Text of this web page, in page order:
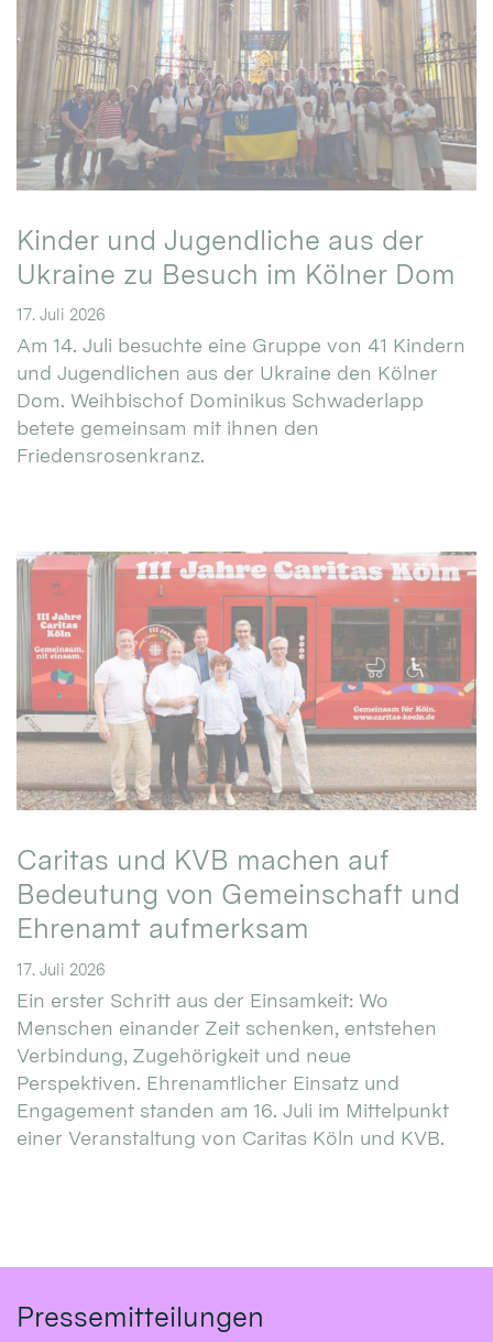
Kinder und Jugendliche aus der
Ukraine zu Besuch im Kölner Dom
17. Juli 2026
Am 14. Juli besuchte eine Gruppe von 41 Kindern
und Jugendlichen aus der Ukraine den Kölner
Dom. Weihbischof Dominikus Schwaderlapp
betete gemeinsam mit ihnen den
Friedensrosenkranz.
Caritas und KVB machen auf
Bedeutung von Gemeinschaft und
Ehrenamt aufmerksam
17. Juli 2026
Ein erster Schritt aus der Einsamkeit: Wo
Menschen einander Zeit schenken, entstehen
Verbindung, Zugehörigkeit und neue
Perspektiven. Ehrenamtlicher Einsatz und
Engagement standen am 16. Juli im Mittelpunkt
einer Veranstaltung von Caritas Köln und KVB.
Pressemitteilungen